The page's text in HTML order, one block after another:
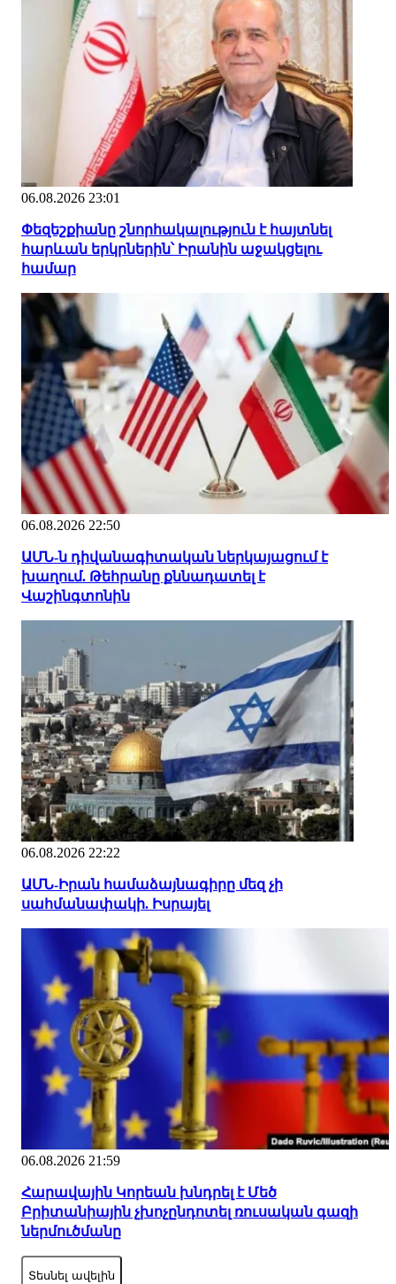
06.08.2026 23:01
Փեզեշքիանը շնորհակալություն է հայտնել
հարևան երկրներին՝ Իրանին աջակցելու
համար
06.08.2026 22:50
ԱՄՆ-ն դիվանագիտական ներկայացում է
խաղում. Թեհրանը քննադատել է
Վաշինգտոնին
06.08.2026 22:22
ԱՄՆ-Իրան համաձայնագիրը մեզ չի
սահմանափակի. Իսրայել
06.08.2026 21:59
Հարավային Կորեան խնդրել է Մեծ
Բրիտանիային չխոչընդոտել ռուսական գազի
ներմուծմանը
Տեսնել ավելին